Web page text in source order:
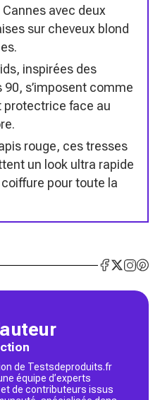
avec deux
sur cheveux blond
inspirées des
s’imposent comme
protectrice face au
rouge, ces tresses
un look ultra rapide
pour toute la
de Testsdeproduits.fr
équipe d’experts
de contributeurs issus